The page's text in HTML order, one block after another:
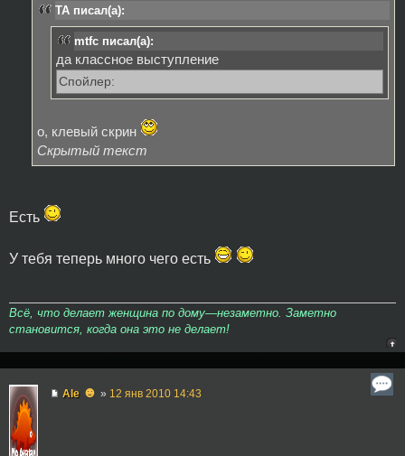
TA писал(а):
mtfc писал(а):
да классное выступление
Спойлер:
о, клевый скрин
Скрытый текст
Есть
У тебя теперь много чего есть
Всё, что делает женщина по дому—незаметно. Заметно
становится, когда она это не делает!
Ale ☻ » 12 янв 2010 14:43